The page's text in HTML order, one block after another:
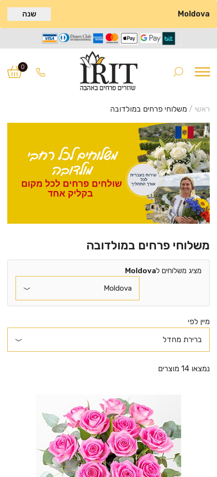
Moldova שנה
to
navigation
to
content
0
ראשי / משלוחי פרחים במולדובה
משלוחי פרחים במולדובה
מציג משלוחים לMoldova
מיין לפי
נמצאו 14 מוצרים